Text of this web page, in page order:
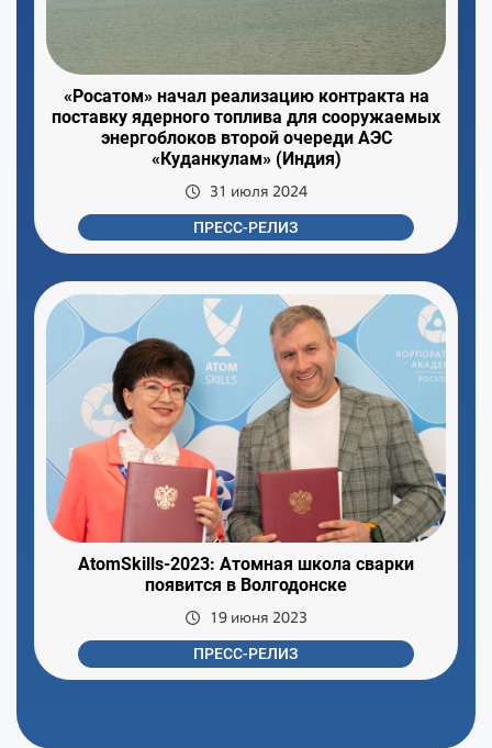
«Росатом» начал реализацию контракта на
поставку ядерного топлива для сооружаемых
энергоблоков второй очереди АЭС
«Куданкулам» (Индия)
31 июля 2024
ПРЕСС-РЕЛИЗ
AtomSkills-2023: Атомная школа сварки
появится в Волгодонске
19 июня 2023
ПРЕСС-РЕЛИЗ